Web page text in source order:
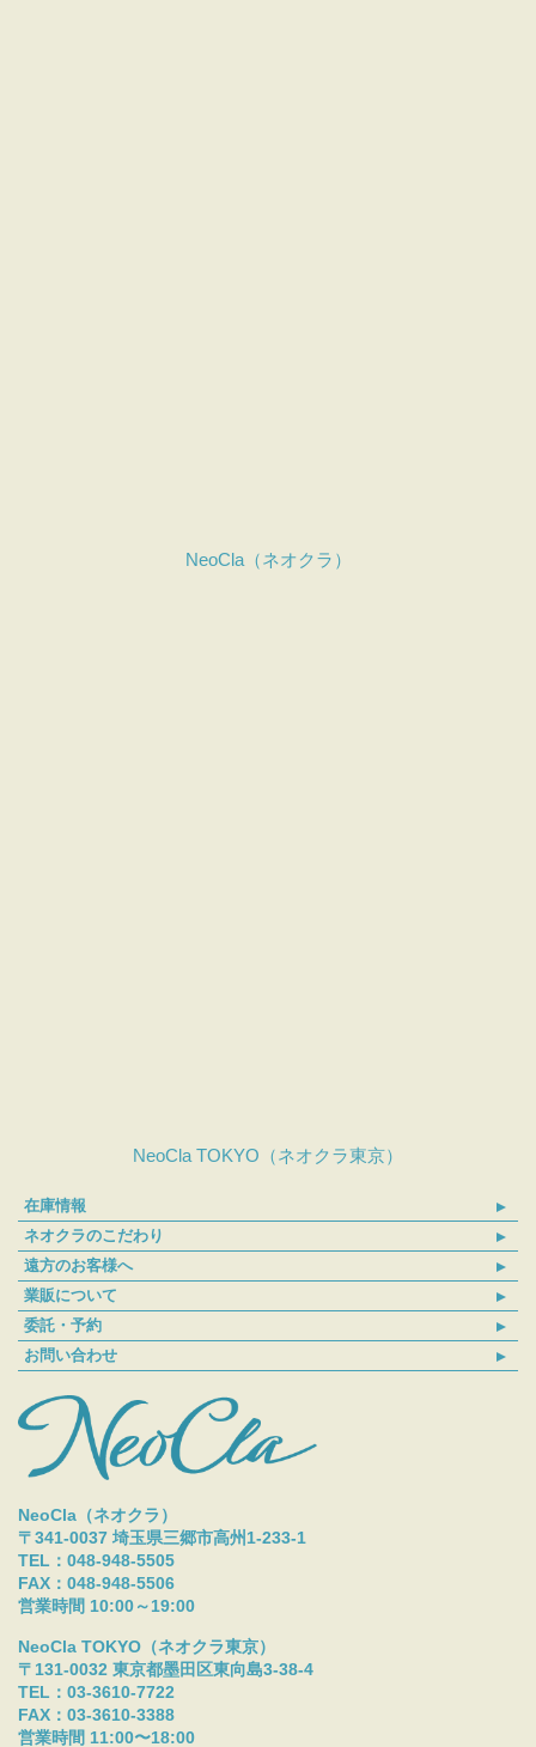
NeoCla（ネオクラ）
NeoCla TOKYO（ネオクラ東京）
在庫情報
ネオクラのこだわり
遠方のお客様へ
業販について
委託・予約
お問い合わせ
NeoCla（ネオクラ）
〒341-0037 埼玉県三郷市高州1-233-1
TEL：048-948-5505
FAX：048-948-5506
営業時間 10:00～19:00
NeoCla TOKYO（ネオクラ東京）
〒131-0032 東京都墨田区東向島3-38-4
TEL：03-3610-7722
FAX：03-3610-3388
営業時間 11:00〜18:00